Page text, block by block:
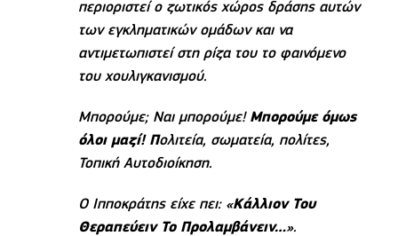
περιοριστεί ο ζωτικός χώρος δράσης αυτών
των εγκληματικών ομάδων και να
αντιμετωπιστεί στη ρίζα του το φαινόμενο
του χουλιγκανισμού.
Μπορούμε; Ναι μπορούμε!Μπορούμε όμως
όλοι μαζί! Πολιτεία, σωματεία, πολίτες,
Τοπική Αυτοδιοίκηση.
Ο Ιπποκράτης είχε πει: «Κάλλιον Του
Θεραπεύειν Το Προλαµβάνειν…».